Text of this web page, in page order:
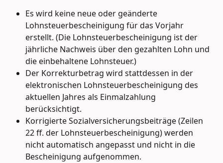
Es wird keine neue oder geänderte
Lohnsteuerbescheinigung für das Vorjahr
erstellt. (Die Lohnsteuerbescheinigung ist der
jährliche Nachweis über den gezahlten Lohn und
die einbehaltene Lohnsteuer.)
Der Korrekturbetrag wird stattdessen in der
elektronischen Lohnsteuerbescheinigung des
aktuellen Jahres als Einmalzahlung
berücksichtigt.
Korrigierte Sozialversicherungsbeiträge (Zeilen
22 ff. der Lohnsteuerbescheinigung) werden
nicht automatisch angepasst und nicht in die
Bescheinigung aufgenommen.